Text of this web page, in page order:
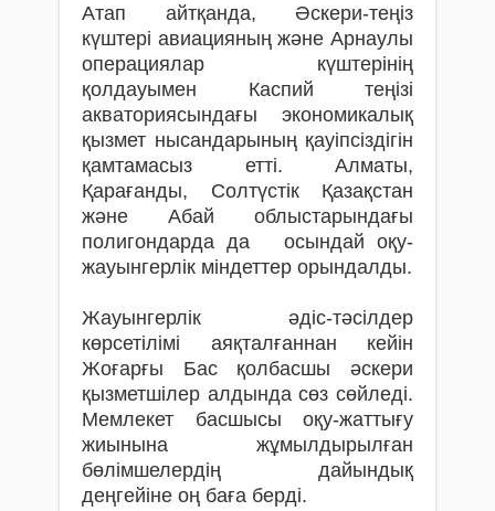
Атап айтқанда, Әскери-теңіз
күштері авиацияның және Арнаулы
операциялар күштерінің
қолдауымен Каспий теңізі
акваториясындағы экономикалық
қызмет нысандарының қауіпсіздігін
қамтамасыз етті. Алматы,
Қарағанды, Солтүстік Қазақстан
және Абай облыстарындағы
полигондарда да осындай оқу-
жауынгерлік міндеттер орындалды.
Жауынгерлік әдіс-тәсілдер
көрсетілімі аяқталғаннан кейін
Жоғарғы Бас қолбасшы әскери
қызметшілер алдында сөз сөйледі.
Мемлекет басшысы оқу-жаттығу
жиынына жұмылдырылған
бөлімшелердің дайындық
деңгейіне оң баға берді.